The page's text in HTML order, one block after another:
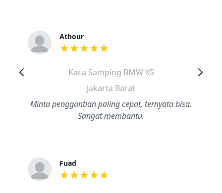
Athour
dari ulasan adalah bintang lima
Kaca Samping BMW X5
Jakarta Barat
Minta penggantian paling cepat, ternyata bisa.
Sangat membantu.
Fuad
dari ulasan adalah bintang lima